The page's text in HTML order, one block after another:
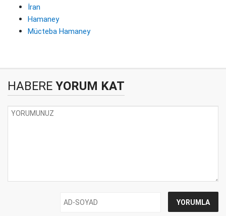
İran
Hamaney
Mücteba Hamaney
HABERE YORUM KAT